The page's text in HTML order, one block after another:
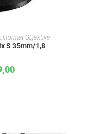
Objektive
S 35mm/1,8